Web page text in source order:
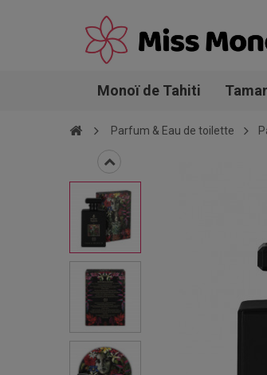
Monoï de Tahiti
Parfum & Eau de toilette